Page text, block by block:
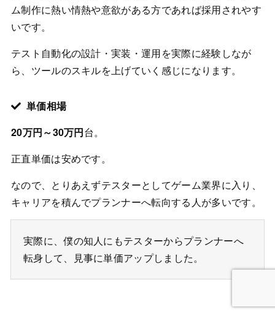
ム制作に熱い情熱や意欲がある方であれば採用されやす
いです。
テスト自動化の設計・実装・運用を実際に経験しなが
ら、ツールのスキルを上げていく感じになります。
単価相場
20万円～30万円台。
正直単価は安めです。
なので、とりあえずテスターとしてゲーム業界に入り、
キャリアを積んでプランナーへ転向する人が多いです。
実際に、僕の知人にもテスターからプランナーへ
転身して、見事に単価アップしました。